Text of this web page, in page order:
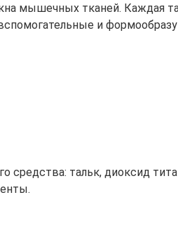
мышечных тканей. Каждая
и
средства: тальк, диоксид